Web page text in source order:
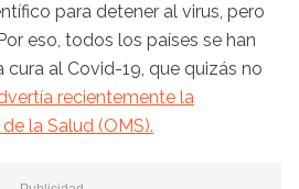
para detener al virus, pero
eso, todos los países se han
al Covid-19, que quizás no
recientemente la
la Salud (OMS).